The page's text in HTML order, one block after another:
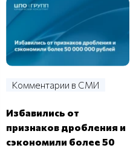
Комментарии в СМИ
Избавились от
признаков дробления и
сэкономили более 50